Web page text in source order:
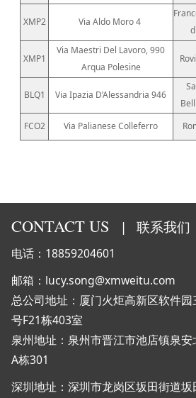
XMP2 Via Aldo Moro 4
di
XMP1
Via Maestri Del Lavoro, 990
Arqua Polesine
BLQ1 Via Ipazia D’Alessandria 946
FCO2 Via Palianese Colleferro
CONTACT US | 联系我们
电话：18859204601
邮箱：lucy.song@xmweitu.com
总公司地址：厦门火炬高新区软件
号F21栋403室
泉州地址：泉州市晋江市池店镇泉
A栋301
深圳地址：深圳市龙岗区坂田街道